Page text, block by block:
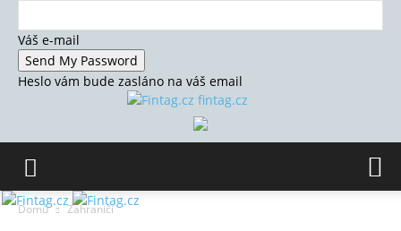
Váš e-mail
Heslo vám bude zasláno na váš email
fintag.cz
Domů Zahraničí